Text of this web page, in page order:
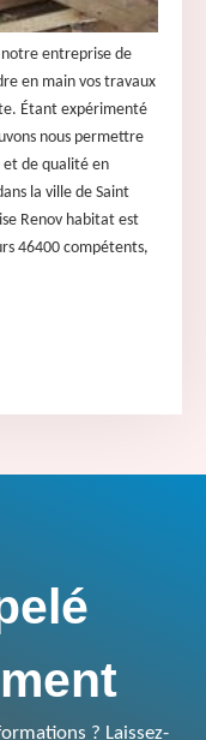
notre entreprise de
en main vos travaux
Étant expérimenté
nous permettre
et de qualité en
la ville de Saint
Renov habitat est
46400 compétents,
? Laissez-